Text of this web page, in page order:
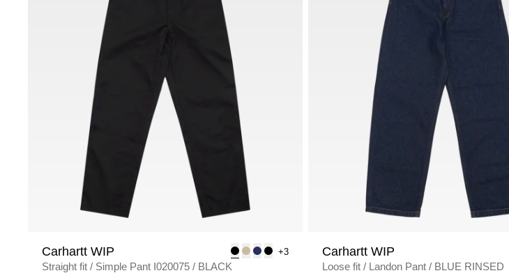
Carhartt WIP +3
Straight fit / Simple Pant I020075 / BLACK
Carhartt WIP
Loose fit / Landon Pant / BLUE RINSED